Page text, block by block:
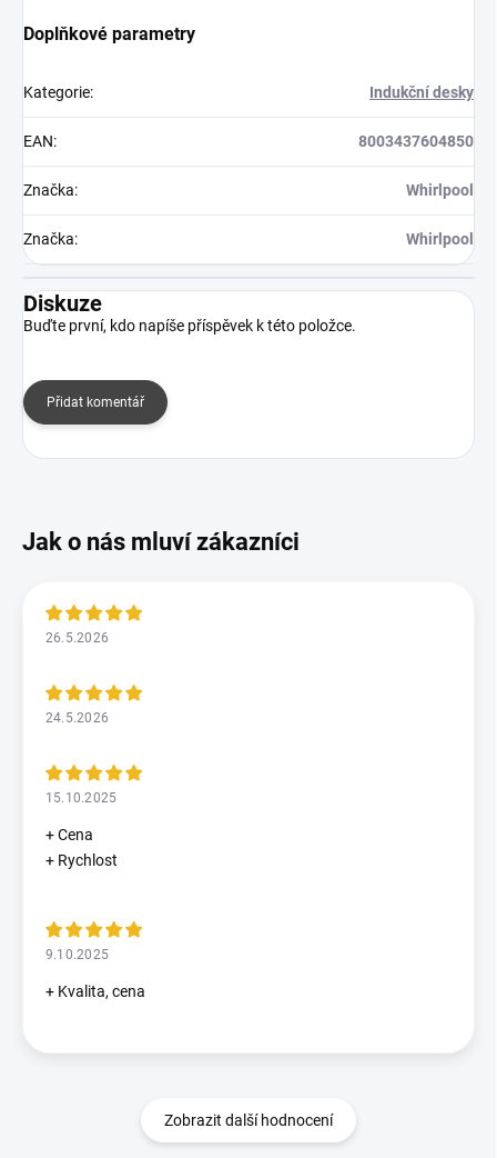
Doplňkové parametry
Kategorie: Indukční desky
EAN: 8003437604850
Značka: Whirlpool
Značka: Whirlpool
Diskuze
Buďte první, kdo napíše příspěvek k této položce.
Přidat komentář
26.5.2026
24.5.2026
15.10.2025
+ Cena
+ Rychlost
9.10.2025
+ Kvalita, cena
Zobrazit další hodnocení